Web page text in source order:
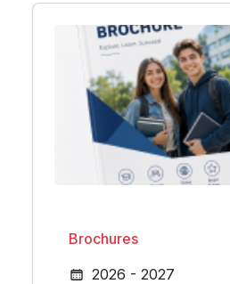
Brochures
2026 - 2027